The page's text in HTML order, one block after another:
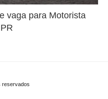
vaga para Motorista
reservados